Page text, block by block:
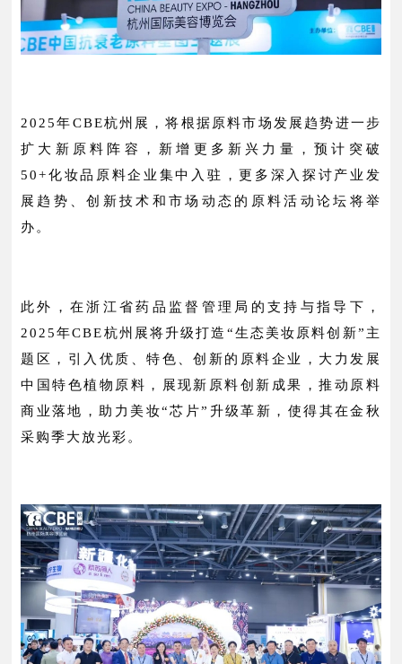
2025年CBE杭州展，将根据原料市场发展趋势进一步
扩大新原料阵容，新增更多新兴力量，预计突破
50+化妆品原料企业集中入驻，更多深入探讨产业发
展趋势、创新技术和市场动态的原料活动论坛将举
办。
此外，在浙江省药品监督管理局的支持与指导下，
2025年CBE杭州展将升级打造“生态美妆原料创新”主
题区，引入优质、特色、创新的原料企业， 大力发展
中国特色植物原料，展现新原料创新成果，推动原料
商业落地，助力美妆“芯片”升级革新，使得其在金秋
采购季大放光彩。